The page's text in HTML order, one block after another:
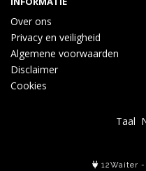
Over ons
Privacy en veiligheid
Algemene voorwaarden
Disclaimer
Cookies
Taal
12Waiter -